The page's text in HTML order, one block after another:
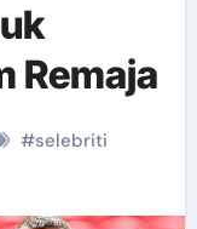
Remaja
#selebriti